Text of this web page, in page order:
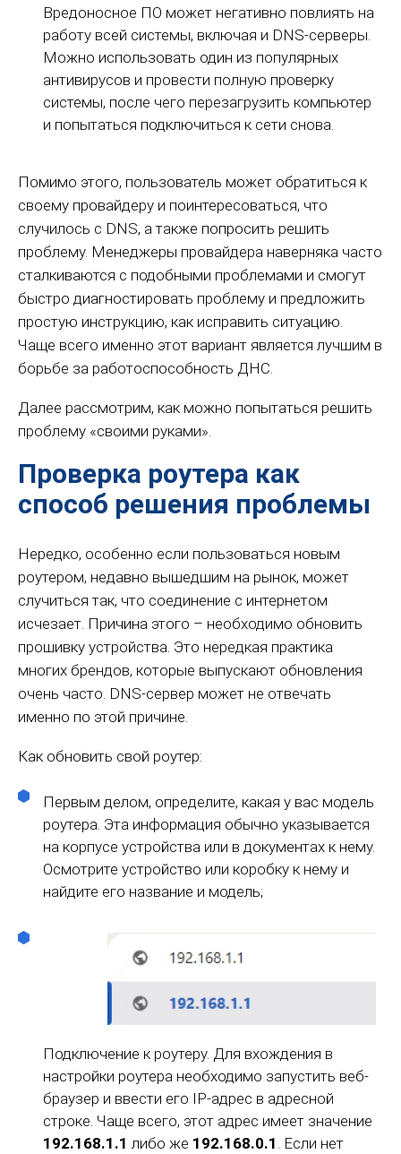
Вредоносное ПО может негативно повлиять на
работу всей системы, включая и DNS-серверы.
Можно использовать один из популярных
антивирусов и провести полную проверку
системы, после чего перезагрузить компьютер
и попытаться подключиться к сети снова.
Помимо этого, пользователь может обратиться к
своему провайдеру и поинтересоваться, что
случилось с DNS, а также попросить решить
проблему. Менеджеры провайдера наверняка часто
сталкиваются с подобными проблемами и смогут
быстро диагностировать проблему и предложить
простую инструкцию, как исправить ситуацию.
Чаще всего именно этот вариант является лучшим в
борьбе за работоспособность ДНС.
Далее рассмотрим, как можно попытаться решить
проблему «своими руками».
Проверка роутера как
способ решения проблемы
Нередко, особенно если пользоваться новым
роутером, недавно вышедшим на рынок, может
случиться так, что соединение с интернетом
исчезает. Причина этого – необходимо обновить
прошивку устройства. Это нередкая практика
многих брендов, которые выпускают обновления
очень часто. DNS-сервер может не отвечать
именно по этой причине.
Как обновить свой роутер:
Первым делом, определите, какая у вас модель
роутера. Эта информация обычно указывается
на корпусе устройства или в документах к нему.
Осмотрите устройство или коробку к нему и
найдите его название и модель;
Подключение к роутеру. Для вхождения в
настройки роутера необходимо запустить веб-
браузер и ввести его IP-адрес в адресной
строке. Чаще всего, этот адрес имеет значение
192.168.1.1 либо же 192.168.0.1 . Если нет